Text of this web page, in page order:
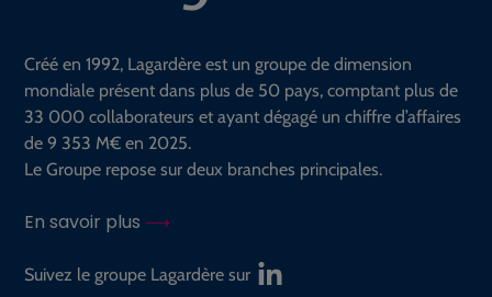
Créé en 1992, Lagardère est un groupe de dimension
mondiale présent dans plus de 50 pays, comptant plus de
33 000 collaborateurs et ayant dégagé un chiffre d’affaires
de 9 353 M€ en 2025.
Le Groupe repose sur deux branches principales.
En savoir plus
Suivez le groupe Lagardère sur